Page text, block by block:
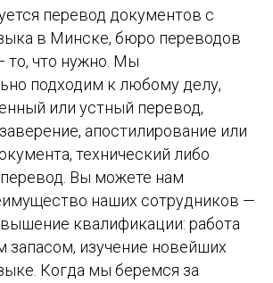
перевод документов с
в Минске, бюро переводов
то, что нужно. Мы
подходим к любому делу,
или устный перевод,
апостилирование или
технический либо
Вы можете нам
наших сотрудников —
квалификации: работа
запасом, изучение новейших
Когда мы беремся за